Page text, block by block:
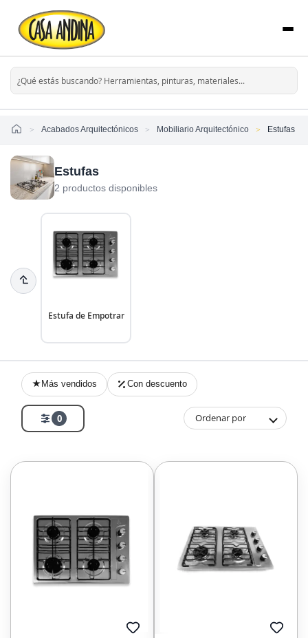
HomeAcabados Arquitectónicos Mobiliario Arquitectónico Estufas
Estufas
2 productos disponibles
Estufa de Empotrar
Más vendidos Con descuento
0 Ordenar por
AGREGAR